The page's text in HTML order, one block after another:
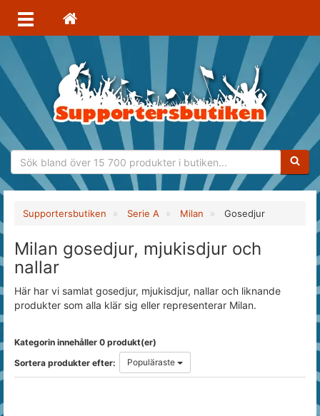
Supportersbutiken Serie A Milan Gosedjur
Milan gosedjur, mjukisdjur och
nallar
Här har vi samlat gosedjur, mjukisdjur, nallar och liknande
produkter som alla klär sig eller representerar Milan.
Kategorin innehåller 0 produkt(er)
Sortera produkter efter:
Populäraste